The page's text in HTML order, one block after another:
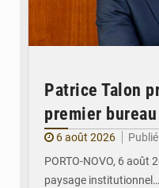
Patrice Talon
premier
6 août 2026
PORTO-NOVO, 6 août
paysage institutionnel…